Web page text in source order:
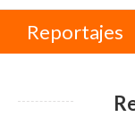
Reportajes